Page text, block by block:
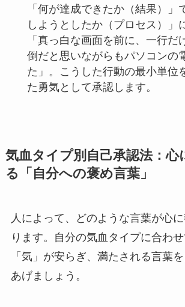
「何が達成できたか（結果）」
しようとしたか（プロセス）」
「真っ白な画面を前に、一行だ
倒だと思いながらもパソコンの
た」。こうした行動の最小単位
た勇気として承認します。
気血タイプ別自己承認法：心
る「自分への褒め言葉」
人によって、どのような言葉が心
ります。自分の気血タイプに合わ
「気」が安らぎ、満たされる言葉
あげましょう。